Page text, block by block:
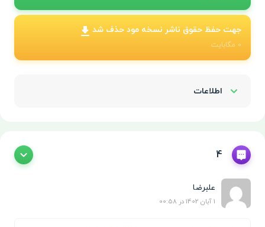
جهت حفظ حقوق ناشر نسخه مود حذف شد
0 مگابایت
اطلاعات
4
علبرضا
1 آبان 1402 در 00:58